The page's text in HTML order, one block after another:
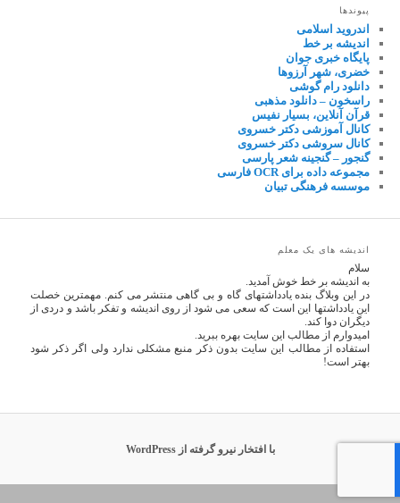
پیوندها
اندروید اسلامی
اندیشه بر خط
پایگاه خبری جوان
خضری، شهر آرزوها
دانلود رام گوشی
راسخون – دانلود مذهبی
قرآن آنلاین، بسیار نفیس
کانال آموزشی دکتر خسروی
کانال سروشی دکتر خسروی
گنجور – گنجینه شعر پارسی
مجموعه داده برای OCR فارسی
موسسه فرهنگی تبیان
اندیشه های یک معلم
سلام
به اندیشه بر خط خوش آمدید.
در این وبلاگ بنده یادداشتهای گاه و بی گاهی منتشر می کنم. مهمترین خصلت
این یادداشتها این است که سعی می شود از روی اندیشه و تفکر باشد و دردی از
دیگران دوا کند.
امیدوارم از مطالب این سایت بهره ببرید.
استفاده از مطالب این سایت بدون ذکر منبع مشکلی ندارد ولی اگر ذکر شود
بهتر است!
با افتخار نیرو گرفته از WordPress